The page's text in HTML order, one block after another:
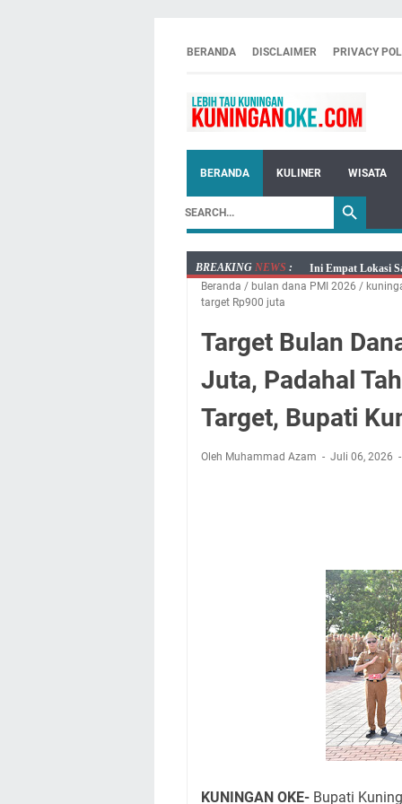
BERANDA DISCLAIMER PRIVACY
BERANDA KULINER WISATA
BREAKING NEWS :
Ini Empat Lokasi
Jumat 7 Agustus
Tetap Berjalan
Salat Lima Waktu
Menenangkan, Ini
Warga Mulai
Beranda / bulan dana PMI 2026 /
target Rp900 juta
Target Bulan
Juta, Padahal
Target, Bupati
Oleh Muhammad Azam Juli 06, 2026
KUNINGAN OKE- Bupati